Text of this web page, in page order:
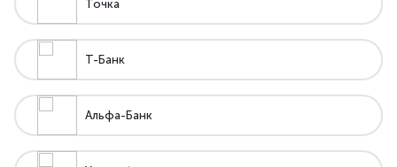
Точка
Т-Банк
Альфа-Банк